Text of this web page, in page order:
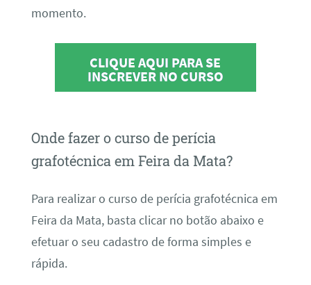
momento.
CLIQUE AQUI PARA SE
INSCREVER NO CURSO
Onde fazer o curso de perícia
grafotécnica em Feira da Mata?
Para realizar o curso de perícia grafotécnica em
Feira da Mata, basta clicar no botão abaixo e
efetuar o seu cadastro de forma simples e
rápida.